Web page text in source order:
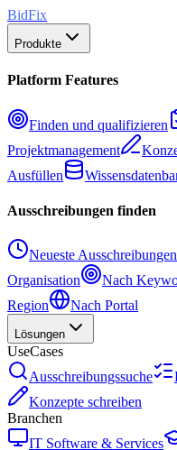
BidFix
Produkte
Platform Features
Finden und qualifizieren
Projektmanagement
Ausfüllen
Ausschreibungen finden
Neueste Ausschreibungen
Organisation
Nach
Region
Nach Portal
Lösungen
UseCases
Ausschreibungssuche
Konzepte schreiben
Branchen
IT Software & Services